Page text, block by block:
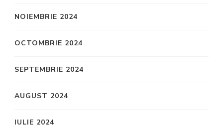
NOIEMBRIE 2024
OCTOMBRIE 2024
SEPTEMBRIE 2024
AUGUST 2024
IULIE 2024